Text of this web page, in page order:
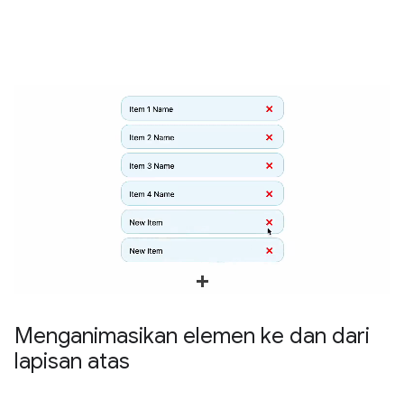
Menganimasikan elemen ke dan dari
lapisan atas